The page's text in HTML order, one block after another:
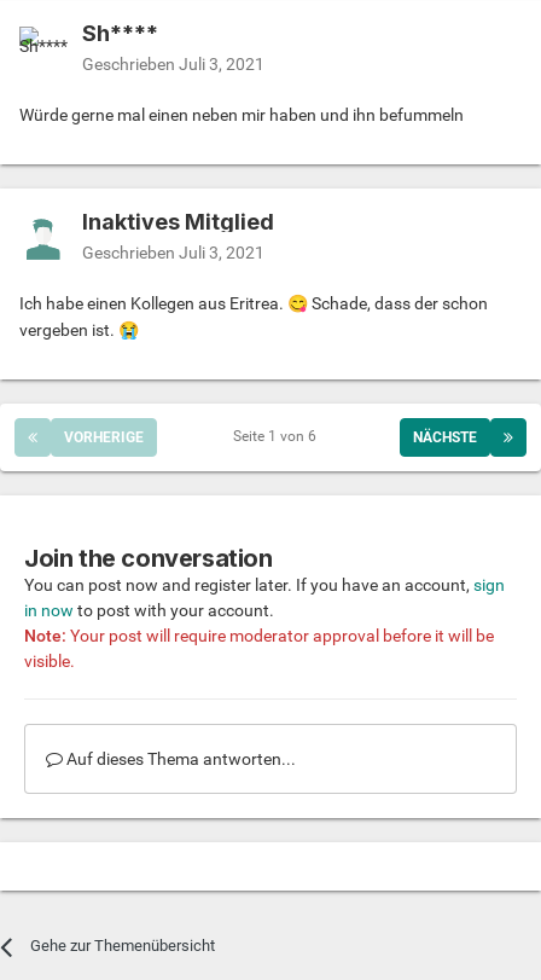
Sh****
Geschrieben Juli 3, 2021
Würde gerne mal einen neben mir haben und ihn befummeln
Inaktives Mitglied
Geschrieben Juli 3, 2021
Ich habe einen Kollegen aus Eritrea. 😋Schade, dass der schon
vergeben ist. 😭
VORHERIGE NÄCHSTE
Seite 1 von 6
Join the conversation
You can post now and register later. If you have an account, sign
in now to post with your account.
Note: Your post will require moderator approval before it will be
visible.
Auf dieses Thema antworten...
Gehe zur Themenübersicht